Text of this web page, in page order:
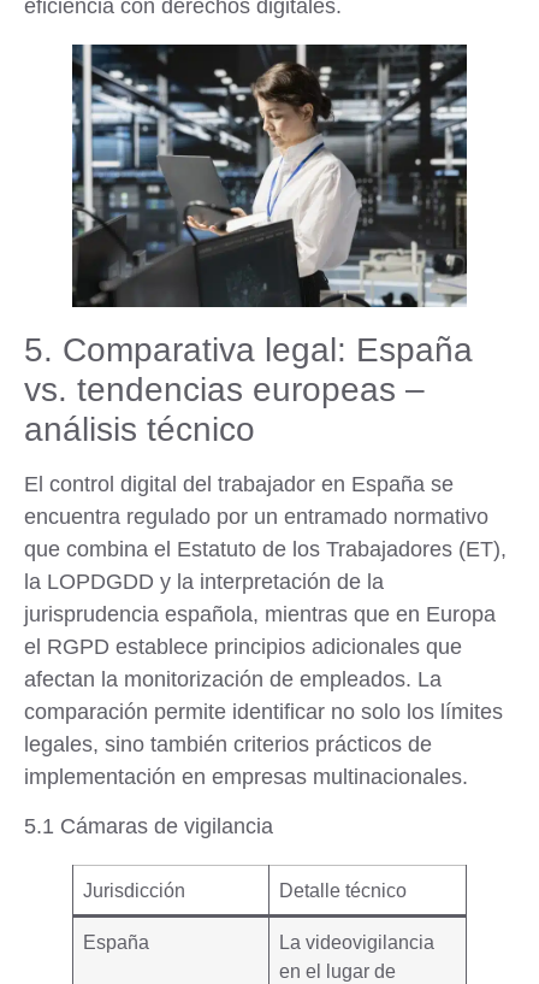
eficiencia con derechos digitales.
5. Comparativa legal: España
vs. tendencias europeas –
análisis técnico
El control digital del trabajador en España se
encuentra regulado por un entramado normativo
que combina el Estatuto de los Trabajadores (ET),
la LOPDGDD y la interpretación de la
jurisprudencia española, mientras que en Europa
el RGPD establece principios adicionales que
afectan la monitorización de empleados. La
comparación permite identificar no solo los límites
legales, sino también criterios prácticos de
implementación en empresas multinacionales.
5.1 Cámaras de vigilancia
Jurisdicción Detalle técnico
España
La videovigilancia
en el lugar de